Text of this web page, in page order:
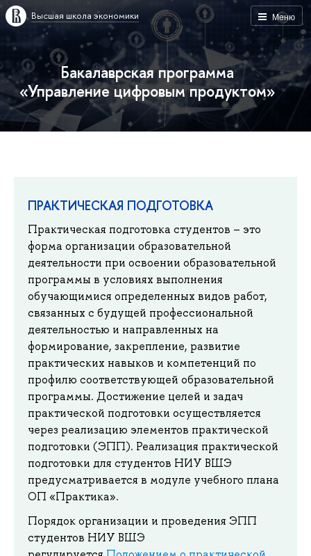
Меню
Высшая школа экономики
Бакалаврская программа
«Управление цифровым продуктом»
ПРАКТИЧЕСКАЯ ПОДГОТОВКА
Практическая подготовка студентов – это
форма организации образовательной
деятельности при освоении образовательной
программы в условиях выполнения
обучающимися определенных видов работ,
связанных с будущей профессиональной
деятельностью и направленных на
формирование, закрепление, развитие
практических навыков и компетенций по
профилю соответствующей образовательной
программы. Достижение целей и задач
практической подготовки осуществляется
через реализацию элементов практической
подготовки (ЭПП). Реализация практической
подготовки для студентов НИУ ВШЭ
предусматривается в модуле учебного плана
ОП «Практика».
Порядок организации и проведения ЭПП
студентов НИУ ВШЭ